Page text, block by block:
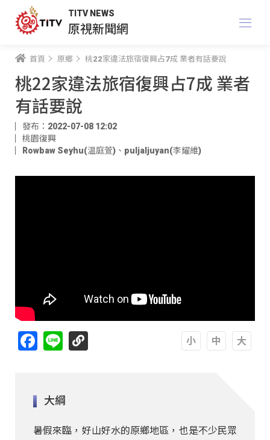
TITV NEWS
原視新聞網
首頁 原鄉 桃22家違法旅宿復興占7成 業者有話要說
桃22家違法旅宿復興占7成 業者
有話要說
發布：2022-07-08 12:02
桃園復興
Rowbaw Seyhu(温庭萱) 、 puljaljuyan(李耀維)
Facebook
Line
大綱
暑假來臨，好山好水的原鄉地區，也是不少民眾